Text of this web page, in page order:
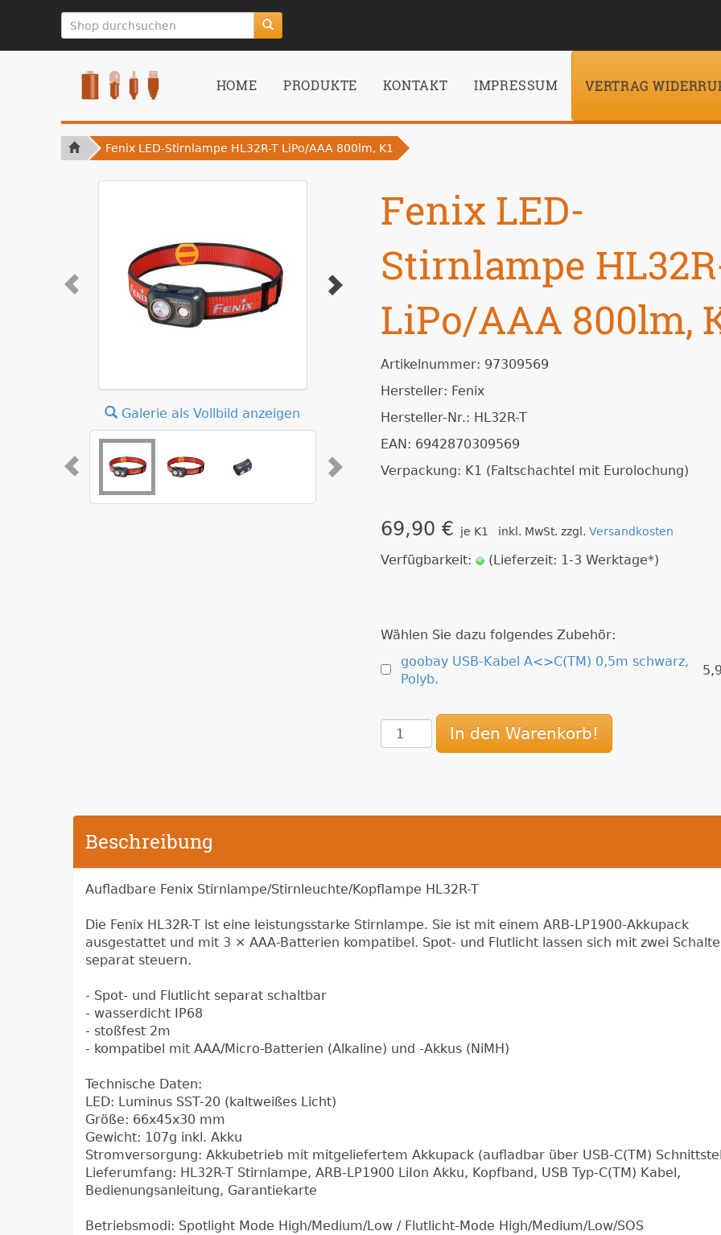
Hauptinhalt
springen
HOME PRODUKTE KONTAKT IMPRESSUM VERTRAG
Fenix LED-Stirnlampe HL32R-T LiPo/AAA 800lm, K1
Fenix LED-
Stirnlampe
LiPo/AAA 800lm,
Artikelnummer: 97309569
Hersteller: Fenix
Hersteller-Nr.: HL32R-T
EAN: 6942870309569
Verpackung: K1 (Faltschachtel mit Eurolochung)
69,90 € je K1 inkl. MwSt. zzgl. Versandkosten
Verfügbarkeit: (Lieferzeit: 1-3 Werktage*)
Wählen Sie dazu folgendes Zubehör:
goobay USB-Kabel A<>C(TM) 0,5m schwarz,
Polyb.
In den Warenkorb!
Galerie als Vollbild anzeigen
Beschreibung
Aufladbare Fenix Stirnlampe/Stirnleuchte/Kopflampe HL32R-T
Die Fenix HL32R-T ist eine leistungsstarke Stirnlampe. Sie ist mit einem ARB-LP1900-Akkupack
ausgestattet und mit 3 × AAA-Batterien kompatibel. Spot- und Flutlicht lassen sich mit zwei
separat steuern.
- Spot- und Flutlicht separat schaltbar
- wasserdicht IP68
- stoßfest 2m
- kompatibel mit AAA/Micro-Batterien (Alkaline) und -Akkus (NiMH)
Technische Daten:
LED: Luminus SST-20 (kaltweißes Licht)
Größe: 66x45x30 mm
Gewicht: 107g inkl. Akku
Stromversorgung: Akkubetrieb mit mitgeliefertem Akkupack (aufladbar über USB-C(TM)
Lieferumfang: HL32R-T Stirnlampe, ARB-LP1900 LiIon Akku, Kopfband, USB Typ-C(TM) Kabel,
Bedienungsanleitung, Garantiekarte
Betriebsmodi: Spotlight Mode High/Medium/Low / Flutlicht-Mode High/Medium/Low/SOS